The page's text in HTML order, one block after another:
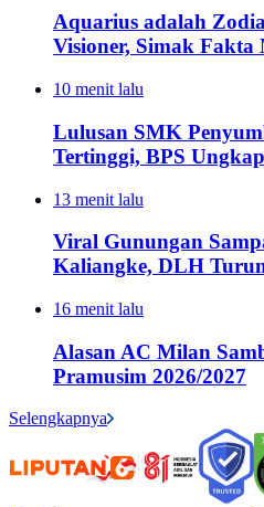
Aquarius adalah
Visioner, Simak
10 menit lalu
Lulusan SMK
Tertinggi, BPS
13 menit lalu
Viral Gunungan
Kaliangke, DLH
16 menit lalu
Alasan AC Milan
Pramusim 2026/2027
Selengkapnya